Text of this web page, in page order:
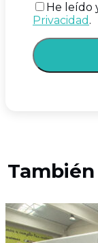
He leído
Privacidad .